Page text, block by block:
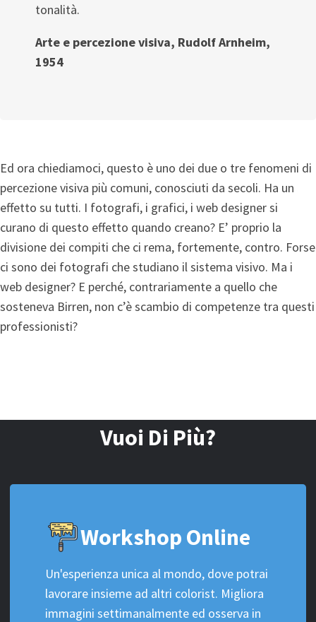
tonalità.
Arte e percezione visiva, Rudolf Arnheim,
1954
Ed ora chiediamoci, questo è uno dei due o tre fenomeni di
percezione visiva più comuni, conosciuti da secoli. Ha un
effetto su tutti. I fotografi, i grafici, i web designer si
curano di questo effetto quando creano? E’ proprio la
divisione dei compiti che ci rema, fortemente, contro. Forse
ci sono dei fotografi che studiano il sistema visivo. Ma i
web designer? E perché, contrariamente a quello che
sosteneva Birren, non c’è scambio di competenze tra questi
professionisti?
Vuoi Di Più?
Workshop Online
Un'esperienza unica al mondo, dove potrai
lavorare insieme ad altri colorist. Migliora
immagini settimanalmente ed osserva in